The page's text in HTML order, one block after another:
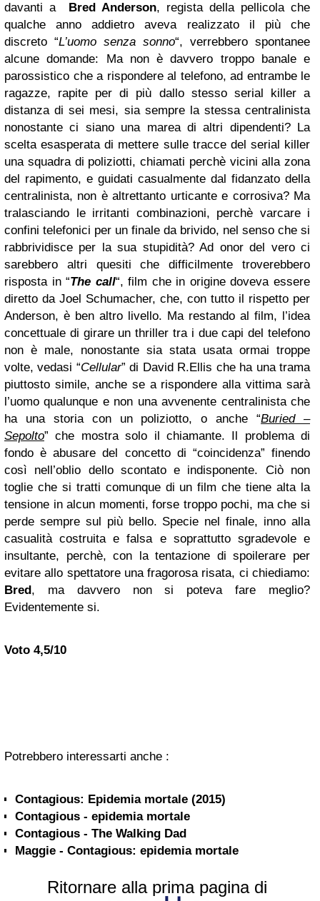
davanti a
Bred Anderson, regista della pellicola che
qualche anno addietro aveva realizzato il più che
discreto “L’uomo senza sonno“, verrebbero spontanee
alcune domande: Ma non è davvero troppo banale e
parossistico che a rispondere al telefono, ad entrambe le
ragazze, rapite per di più dallo stesso serial killer a
distanza di sei mesi, sia sempre la stessa centralinista
nonostante ci siano una marea di altri dipendenti? La
scelta esasperata di mettere sulle tracce del serial killer
una squadra di poliziotti, chiamati perchè vicini alla zona
del rapimento, e guidati casualmente dal fidanzato della
centralinista, non è altrettanto urticante e corrosiva? Ma
tralasciando le irritanti combinazioni, perchè varcare i
confini telefonici per un finale da brivido, nel senso che si
rabbrividisce per la sua stupidità? Ad onor del vero ci
sarebbero altri quesiti che difficilmente troverebbero
risposta in “The call“, film che in origine doveva essere
diretto da Joel Schumacher, che, con tutto il rispetto per
Anderson, è ben altro livello. Ma restando al film, l’idea
concettuale di girare un thriller tra i due capi del telefono
non è male, nonostante sia stata usata ormai troppe
volte, vedasi “Cellular” di David R.Ellis che ha una trama
piuttosto simile, anche se a rispondere alla vittima sarà
l’uomo qualunque e non una avvenente centralinista che
ha una storia con un poliziotto, o anche “Buried –
Sepolto” che mostra solo il chiamante. Il problema di
fondo è abusare del concetto di “coincidenza” finendo
così nell’oblio dello scontato e indisponente. Ciò non
toglie che si tratti comunque di un film che tiene alta la
tensione in alcun momenti, forse troppo pochi, ma che si
perde sempre sul più bello. Specie nel finale, inno alla
casualità costruita e falsa e soprattutto sgradevole e
insultante, perchè, con la tentazione di spoilerare per
evitare allo spettatore una fragorosa risata, ci chiediamo:
Bred , ma davvero non si poteva fare meglio?
Evidentemente si.
Voto 4,5/10
Potrebbero interessarti anche :
Contagious: Epidemia mortale (2015)
Contagious - epidemia mortale
Contagious - The Walking Dad
Maggie - Contagious: epidemia mortale
Ritornare alla prima pagina di